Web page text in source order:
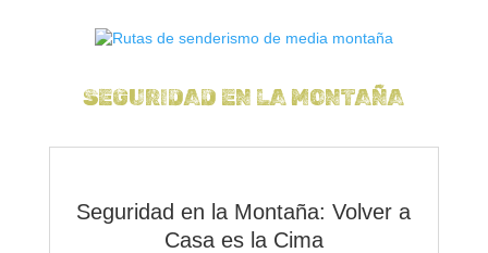
SEGURIDAD EN LA MONTAÑA
Seguridad en la Montaña: Volver a
Casa es la Cima